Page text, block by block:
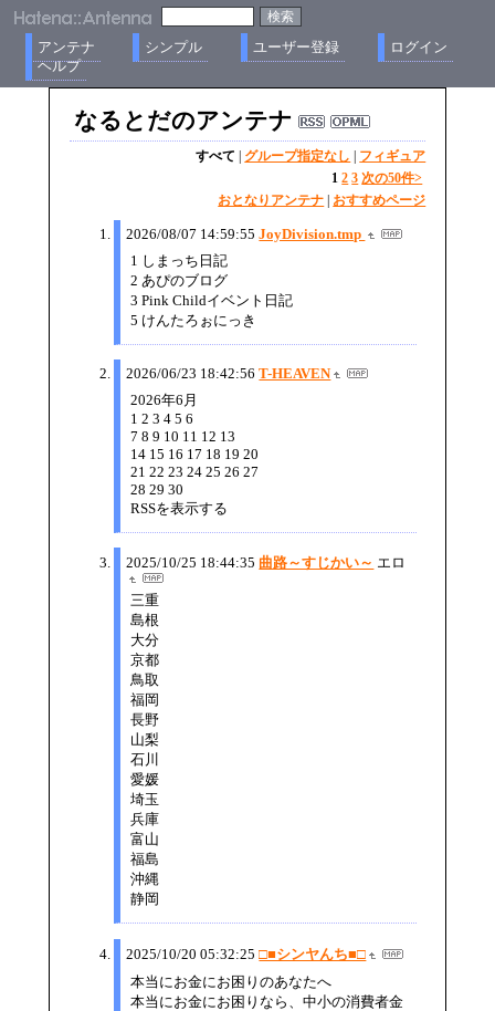
アンテナ シンプル ユーザー登録
ログイン
ヘルプ
なるとだのアンテナ
すべて | グループ指定なし | フィギュア
1 2 3 次の50件>
おとなりアンテナ | おすすめページ
2026/08/07 14:59:55 JoyDivision.tmp
1 しまっち日記
2 あぴのブログ
3 Pink Childイベント日記
5 けんたろぉにっき
2026/06/23 18:42:56 T-HEAVEN
2026年6月
1 2 3 4 5 6
7 8 9 10 11 12 13
14 15 16 17 18 19 20
21 22 23 24 25 26 27
28 29 30
RSSを表示する
2025/10/25 18:44:35 曲路～すじかい～ エロ
三重
島根
大分
京都
鳥取
福岡
長野
山梨
石川
愛媛
埼玉
兵庫
富山
福島
沖縄
静岡
2025/10/20 05:32:25 □■シンヤんち■□
本当にお金にお困りのあなたへ
本当にお金にお困りなら、中小の消費者金